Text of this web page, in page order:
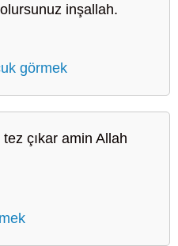
inşallah.
görmek
çıkar amin Allah